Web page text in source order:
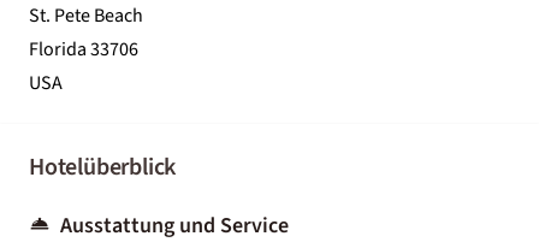
St. Pete Beach
Florida 33706
USA
Hotelüberblick
Ausstattung und Service